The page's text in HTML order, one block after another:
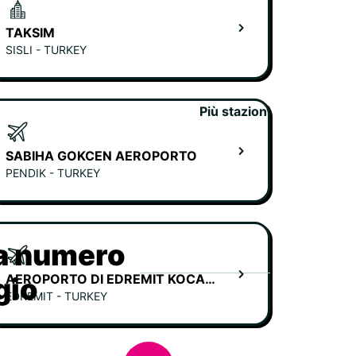
TAKSIM
SISLI - TURKEY
SABIHA GOKCEN AEROPORTO
PENDIK - TURKEY
AEROPORTO DI EDREMIT KOCA SEYIT
EDREMIT - TURKEY
Più stazioni
numero